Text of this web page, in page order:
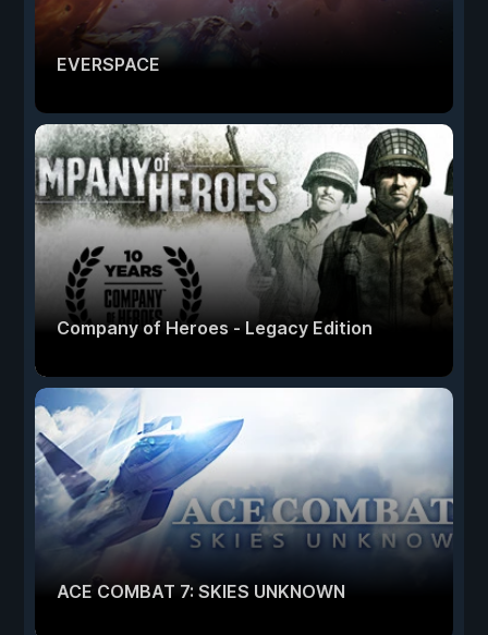
EVERSPACE
Company of Heroes - Legacy Edition
ACE COMBAT 7: SKIES UNKNOWN